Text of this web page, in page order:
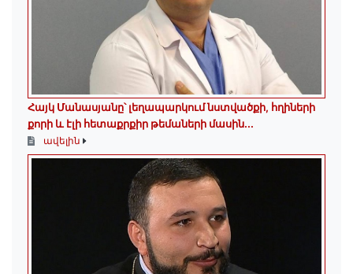
Հայկ Մանասյանը՝ լեղապարկում նստվածքի, հղիների
քորի և էլի հետաքրքիր թեմաների մասին․․․
ավելին